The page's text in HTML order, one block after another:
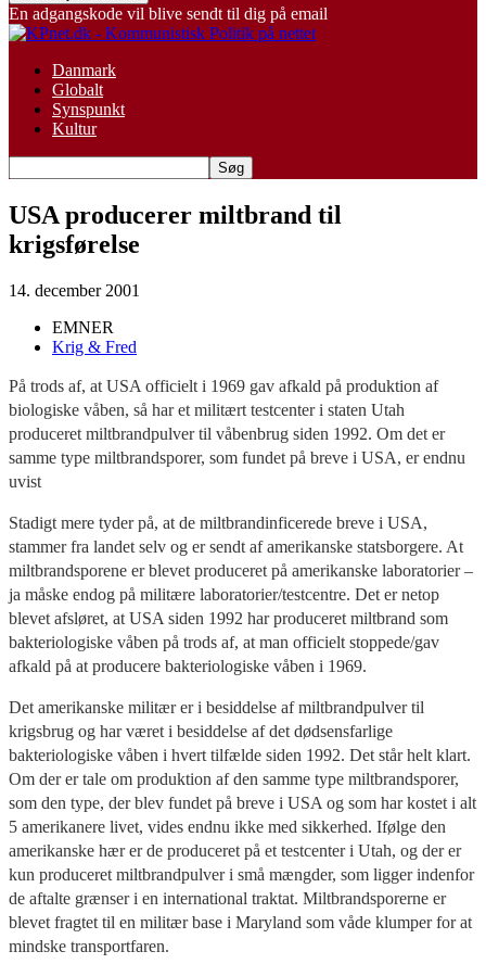
En adgangskode vil blive sendt til dig på email
Danmark
Globalt
Synspunkt
Kultur
USA producerer miltbrand til
krigsførelse
14. december 2001
EMNER
Krig & Fred
På trods af, at USA officielt i 1969 gav afkald på produktion af
biologiske våben, så har et militært testcenter i staten Utah
produceret miltbrandpulver til våbenbrug siden 1992. Om det er
samme type miltbrandsporer, som fundet på breve i USA, er endnu
uvist
Stadigt mere tyder på, at de miltbrandinficerede breve i USA,
stammer fra landet selv og er sendt af amerikanske statsborgere. At
miltbrandsporene er blevet produceret på amerikanske laboratorier –
ja måske endog på militære laboratorier/testcentre. Det er netop
blevet afsløret, at USA siden 1992 har produceret miltbrand som
bakteriologiske våben på trods af, at man officielt stoppede/gav
afkald på at producere bakteriologiske våben i 1969.
Det amerikanske militær er i besiddelse af miltbrandpulver til
krigsbrug og har været i besiddelse af det dødsensfarlige
bakteriologiske våben i hvert tilfælde siden 1992. Det står helt klart.
Om der er tale om produktion af den samme type miltbrandsporer,
som den type, der blev fundet på breve i USA og som har kostet i alt
5 amerikanere livet, vides endnu ikke med sikkerhed. Ifølge den
amerikanske hær er de produceret på et testcenter i Utah, og der er
kun produceret miltbrandpulver i små mængder, som ligger indenfor
de aftalte grænser i en international traktat. Miltbrandsporerne er
blevet fragtet til en militær base i Maryland som våde klumper for at
mindske transportfaren.